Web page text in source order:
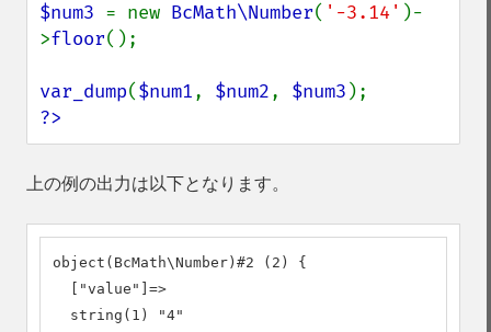
$num3 = new BcMath\Number( '-3.14' )-
>floor();
var_dump($num1, $num2, $num3
?>
上の例の出力は以下となります。
object(BcMath\Number)#2 (2) {
  ["value"]=>
  string(1) "4"